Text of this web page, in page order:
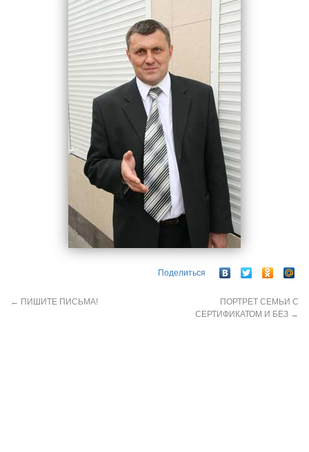
Поделиться
← ПИШИТЕ ПИСЬМА!
ПОРТРЕТ СЕМЬИ С
СЕРТИФИКАТОМ И БЕЗ →